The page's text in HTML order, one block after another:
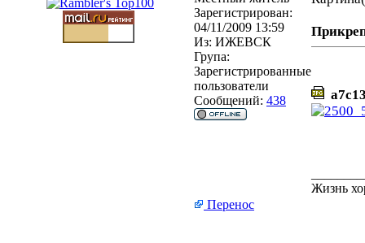
Зарегистрирован:
04/11/2009 13:59
Из: ИЖЕВСК
Група:
Зарегистрированные
пользователи
Сообщений: 438
Жизнь
Перенос